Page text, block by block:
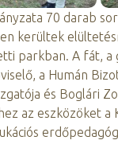
70 darab
kerültek
parkban. A fát,
a Humán
és Boglári
az eszközöket